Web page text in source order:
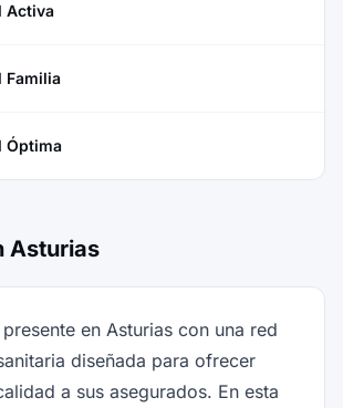
Activa
Familia
Óptima
Asturias
en Asturias con una red
diseñada para ofrecer
a sus asegurados. En esta